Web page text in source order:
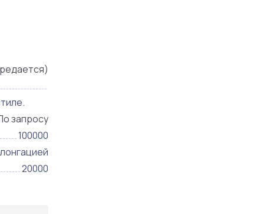
запросу
100000
20000